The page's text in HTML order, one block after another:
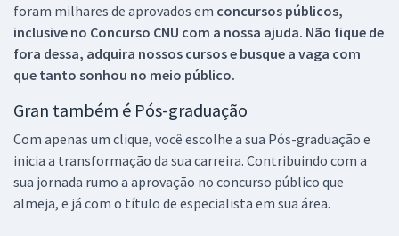
foram milhares de aprovados em concursos públicos,
inclusive no Concurso CNU com a nossa ajuda. Não fique de
fora dessa, adquira nossos cursos e busque a vaga com
que tanto sonhou no meio público.
Gran também é Pós-graduação
Com apenas um clique, você escolhe a sua Pós-graduação e
inicia a transformação da sua carreira. Contribuindo com a
sua jornada rumo a aprovação no concurso público que
almeja, e já com o título de especialista em sua área.